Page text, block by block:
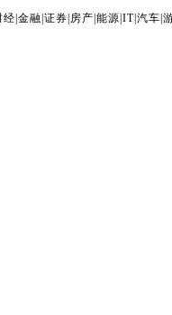
经 金融 证券 房产 能源 IT| 汽车